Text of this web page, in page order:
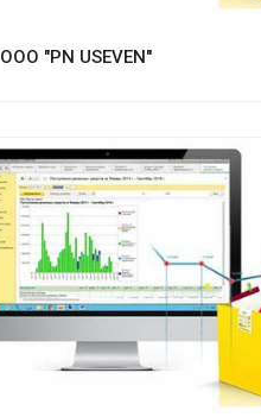
OOO "PN USEVEN"
Смотреть проект